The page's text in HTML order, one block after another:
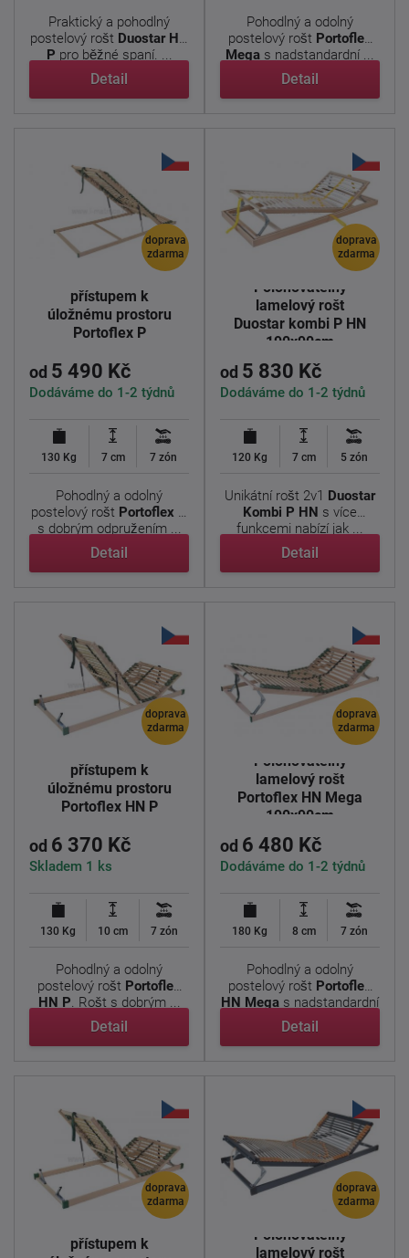
Praktický a pohodlný
postelový rošt Duostar HN
P pro běžné spaní. ...
Detail
Pohodlný a odolný
postelový rošt Portoflex
Mega s nadstandardní ...
Detail
doprava
zdarma
přístupem k
úložnému prostoru
Portoflex P
od 5 490 Kč
Dodáváme do 1-2 týdnů
130 Kg 7 cm 7 zón
Pohodlný a odolný
postelový rošt Portoflex P
s dobrým odpružením ...
Detail
doprava
zdarma
Polohovatelný
lamelový rošt
Duostar kombi P HN
190x90cm
od 5 830 Kč
Dodáváme do 1-2 týdnů
120 Kg 7 cm 5 zón
Unikátní rošt 2v1 Duostar
Kombi P HN s více
funkcemi nabízí jak ...
Detail
doprava
zdarma
přístupem k
úložnému prostoru
Portoflex HN P
od 6 370 Kč
Skladem 1 ks
130 Kg 10 cm 7 zón
Pohodlný a odolný
postelový rošt Portoflex
HN P. Rošt s dobrým ...
Detail
doprava
zdarma
Polohovatelný
lamelový rošt
Portoflex HN Mega
190x90cm
od 6 480 Kč
Dodáváme do 1-2 týdnů
180 Kg 8 cm 7 zón
Pohodlný a odolný
postelový rošt Portoflex
HN Mega s nadstandardní
...
Detail
doprava
zdarma
přístupem k
doprava
zdarma
Polohovatelný
lamelový rošt